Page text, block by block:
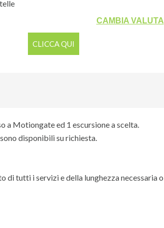
CAMBIA VALUTA
CLICCA QUI
a Motiongate ed 1 escursione a scelta.
disponibili su richiesta.
tutti i servizi e della lunghezza necessaria o